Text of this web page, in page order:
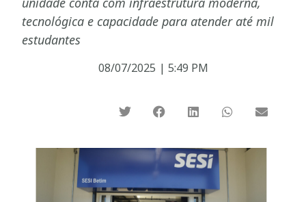
tecnológica e capacidade para atender até mil
estudantes
08/07/2025 | 5:49 PM